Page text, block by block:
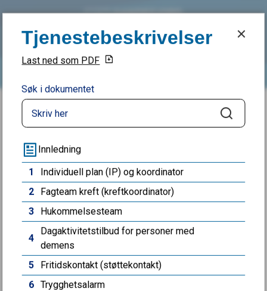
Sandefjord kommune
Søk
Du er her:
Hjem
Tjenestebeskrivelser
Vedlegg
Fant du det du lette etter?
Ja Nei
Tjenestebeskrivelser
Tjenestebeskrivelser
Last ned som PDF
Søk i dokumentet
Søk
Innledning
1
Individuell plan (IP) og koordinator
2
Fagteam kreft (kreftkoordinator)
3
Hukommelsesteam
4
Dagaktivitetstilbud for personer med
demens
5
Fritidskontakt (støttekontakt)
6
Trygghetsalarm